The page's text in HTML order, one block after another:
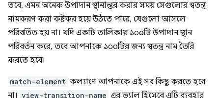
তবে, এমন অনেক উপাদান স্থানান্তর করার সময় সেগুলোর স্বতন্ত্র
নামকরণ করা কষ্টকর হয়ে উঠতে পারে, যেগুলো আসলে
পরিবর্তিত হয় না। যদি একটি তালিকায় ১০০টি উপাদান স্থান
পরিবর্তন করে, তবে আপনাকে ১০০টির জন্য স্বতন্ত্র নাম তৈরি
করতে হবে।
match-element কল্যাণে আপনাকে এই সব কিছু করতে হবে
না। view-transition-name এর ভ্যালু হিসেবে এটি ব্যবহার